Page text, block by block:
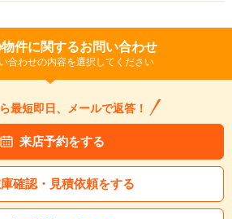
件に関するお問い合わせ
合わせの内容を選択してください
最短即日、メールで返答！
来店予約をする
確認・見積依頼をする